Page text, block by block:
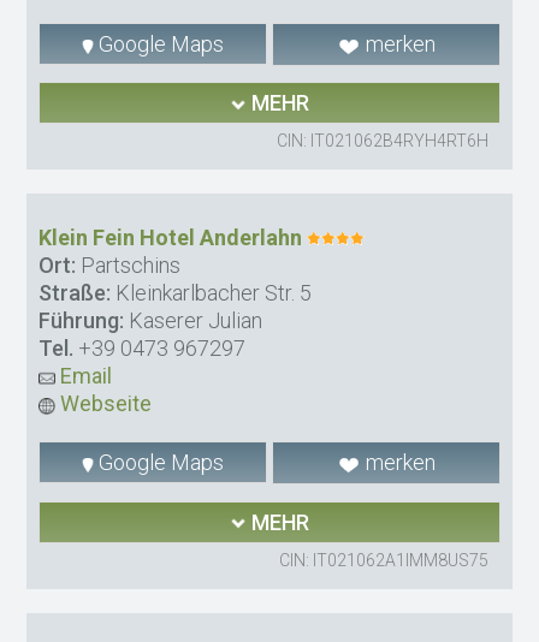
Google Maps merken
MEHR
CIN: IT021062B4RYH4RT6H
Klein Fein Hotel Anderlahn
Ort: Partschins
Straße: Kleinkarlbacher Str. 5
Führung: Kaserer Julian
Tel. +39 0473 967297
Email
Webseite
Google Maps merken
MEHR
CIN: IT021062A1IMM8US75